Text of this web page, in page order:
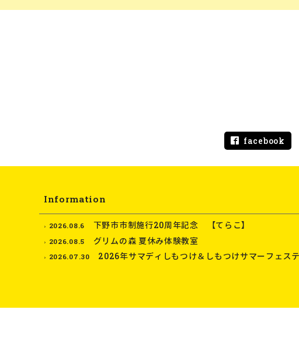
facebook
Information
2026.08.6 下野市市制施行20周年記念 【てらこ】
2026.08.5 グリムの森 夏休み体験教室
2026.07.30 2026年サマディしもつけ＆しもつけサマーフェス